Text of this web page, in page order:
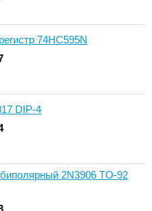
74HC595N
DIP-4
2N3906 TO-92